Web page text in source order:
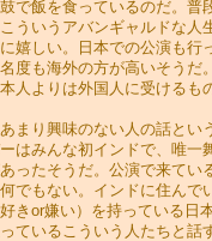
で飯を食っているのだ。普
ういうアバンギャルドな人
嬉しい。日本での公演も行
度も海外の方が高いそうだ
人よりは外国人に受けるも
まり興味のない人の話とい
はみんな初インドで、唯一
ったそうだ。公演で来てい
でもない。インドに住んで
きor嫌い）を持っている日
ているこういう人たちと話